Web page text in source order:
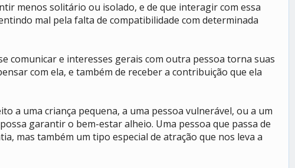
menos solitário ou isolado, e de que interagir com essa
mal pela falta de compatibilidade com determinada
comunicar e interesses gerais com outra pessoa torna suas
com ela, e também de receber a contribuição que ela
a uma criança pequena, a uma pessoa vulnerável, ou a um
garantir o bem-estar alheio. Uma pessoa que passa de
mas também um tipo especial de atração que nos leva a